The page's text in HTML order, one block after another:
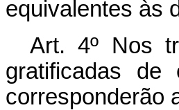
equivalentes às
Art. 4º Nos
gratificadas
corresponderão